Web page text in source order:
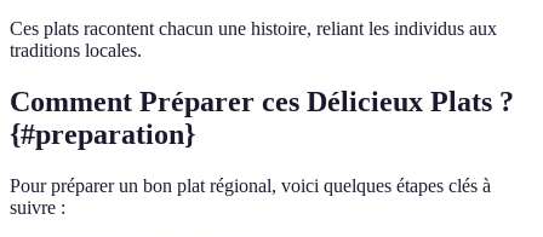
Ces plats racontent chacun une histoire, reliant les individus aux
traditions locales.
Comment Préparer ces Délicieux Plats ?
{#preparation}
Pour préparer un bon plat régional, voici quelques étapes clés à
suivre :